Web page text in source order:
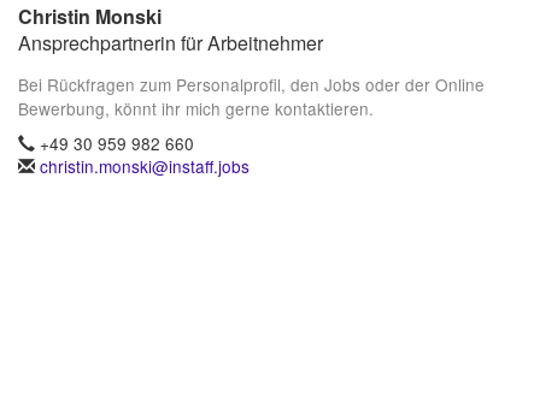
Christin Monski
Ansprechpartnerin für Arbeitnehmer
Bei Rückfragen zum Personalprofil, den Jobs oder der Online
Bewerbung, könnt ihr mich gerne kontaktieren.
+49 30 959 982 660
christin.monski@instaff.jobs